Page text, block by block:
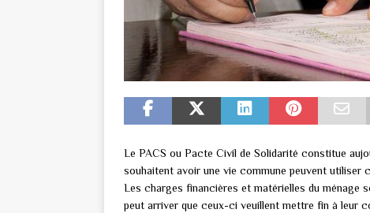
Le PACS ou Pacte Civil de Solidarité constitue
souhaitent avoir une vie commune peuvent
Les charges financières et matérielles du ménage
peut arriver que ceux-ci veuillent mettre fin à leur